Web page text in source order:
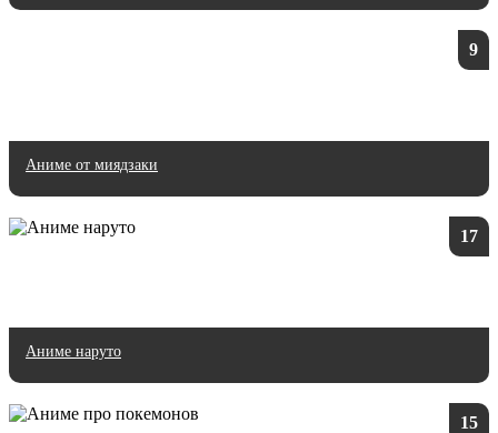
9
Аниме от миядзаки
17
Аниме наруто
15